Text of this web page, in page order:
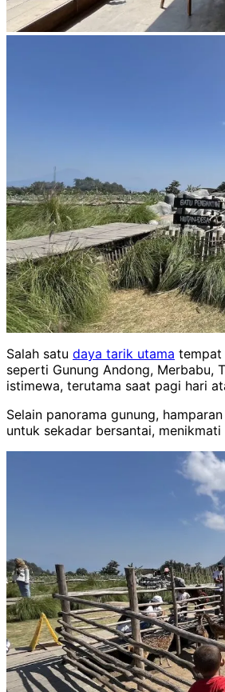
Salah satu daya tarik utama tempat
seperti Gunung Andong, Merbabu,
istimewa, terutama saat pagi hari
Selain panorama gunung,
untuk sekadar bersantai,